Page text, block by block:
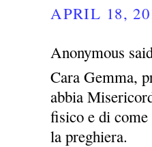
APRIL 18,
Anonymous
Cara Gemma,
abbia
fisico e di come
la preghiera.